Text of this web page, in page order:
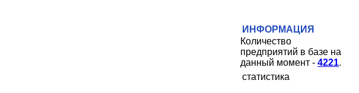
ИНФОРМАЦИЯ
Количество
предприятий в базе на
данный момент - 4221.
статистика